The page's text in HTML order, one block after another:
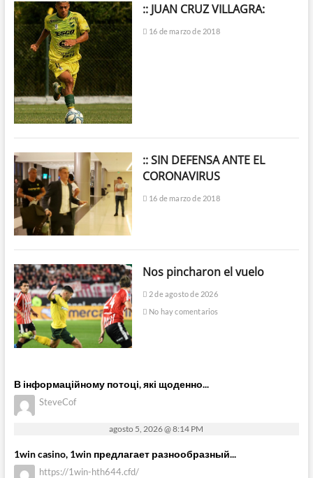
:: JUAN CRUZ VILLAGRA:
16 de marzo de 2018
:: SIN DEFENSA ANTE EL
CORONAVIRUS
16 de marzo de 2018
Nos pincharon el vuelo
2 de agosto de 2026
No hay comentarios
В інформаційному потоці, які щоденно...
SteveCof
agosto 5, 2026 @ 8:14 PM
1win casino, 1win предлагает разнообразный...
https://1win-hth644.cfd/